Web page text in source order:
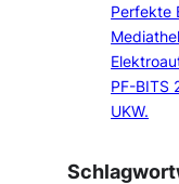
Perfekte
PF-BITS
UKW.